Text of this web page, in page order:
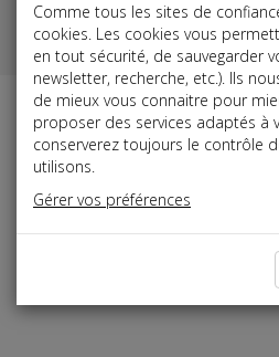
Espace mon dossier
Le dossier client est un espace
protocole SSl (Secure Sockets
Pour y accéder, merci de vous
Comme tous les sites de
cookies. Les cookies vous
en tout sécurité, de sauvegarder
newsletter, recherche, etc.). Ils
de mieux vous connaitre pour
proposer des services adaptés à
conserverez toujours le contrôle
utilisons.
Gérer vos préférences